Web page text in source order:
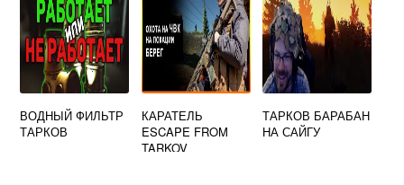
ВОДНЫЙ ФИЛЬТР
ТАРКОВ
КАРАТЕЛЬ
ESCAPE FROM
TARKOV
ТАРКОВ БАРАБАН
НА САЙГУ